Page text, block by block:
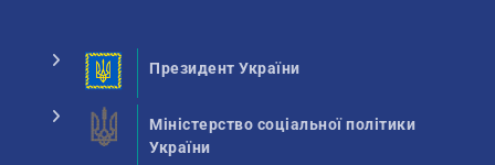
Президент України
Міністерство соціальної політики
України